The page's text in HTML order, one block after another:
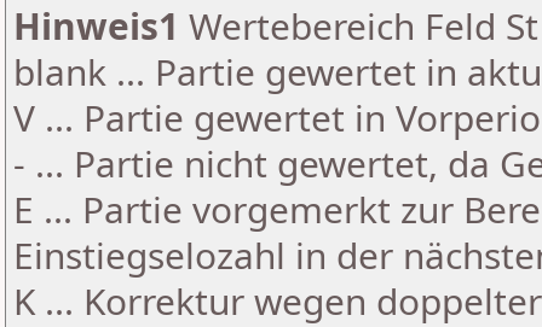
Hinweis1 Wertebereich Feld
blank ... Partie gewertet in
V ... Partie gewertet in
- ... Partie nicht gewertet, da
E ... Partie vorgemerkt zur
Einstiegselozahl in der
K ... Korrektur wegen